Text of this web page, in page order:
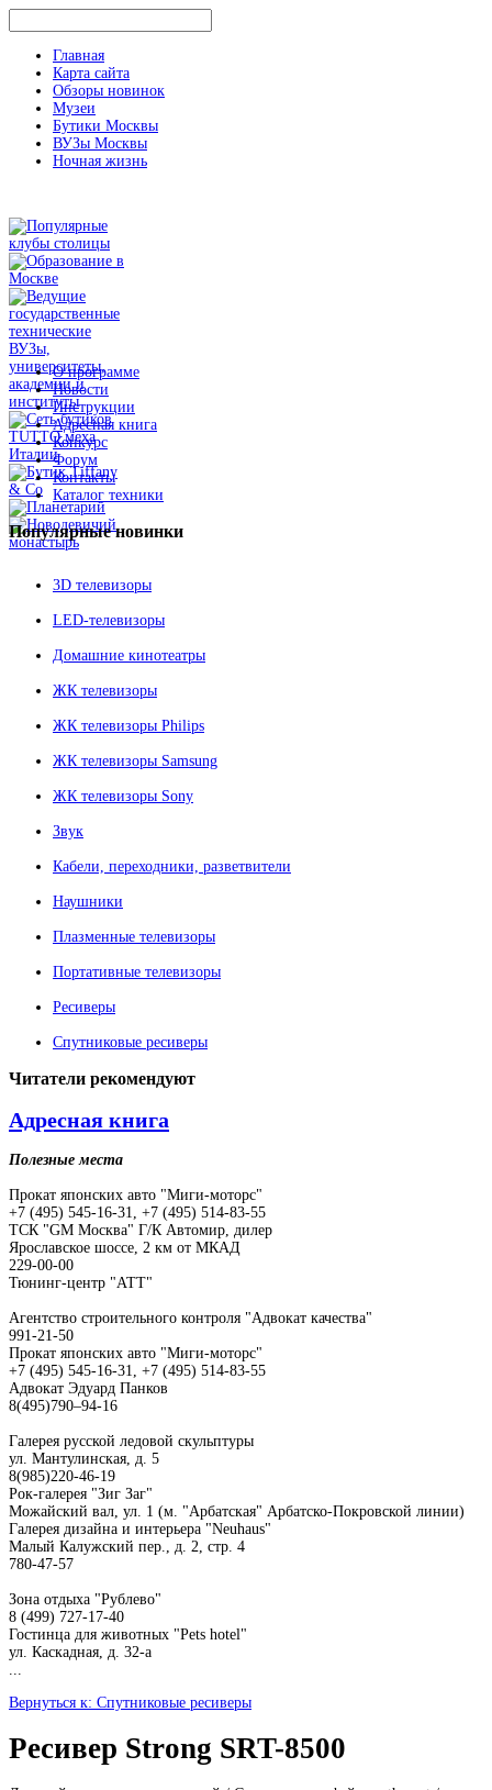
Главная
Карта сайта
Обзоры новинок
Музеи
Бутики Москвы
ВУЗы Москвы
Ночная жизнь
О программе
Новости
Инструкции
Адресная книга
Конкурс
Форум
Контакты
Каталог техники
Популярныеновинки
3D телевизоры
LED-телевизоры
Домашние кинотеатры
ЖК телевизоры
ЖК телевизоры Philips
ЖК телевизоры Samsung
ЖК телевизоры Sony
Звук
Кабели, переходники, разветвители
Наушники
Плазменные телевизоры
Портативные телевизоры
Ресиверы
Спутниковые ресиверы
Читатели рекомендуют
Адресная книга
Полезные места
Прокат японских авто "Миги-моторс"
+7 (495) 545-16-31, +7 (495) 514-83-55
ТСК "GM Москва" Г/К Автомир, дилер
Ярославское шоссе, 2 км от МКАД
229-00-00
Тюнинг-центр "АТТ"
Агентство строительного контроля "Адвокат качества"
991-21-50
Прокат японских авто "Миги-моторс"
+7 (495) 545-16-31, +7 (495) 514-83-55
Адвокат Эдуард Панков
8(495)790–94-16
Галерея русской ледовой скульптуры
ул. Мантулинская, д. 5
8(985)220-46-19
Рок-галерея "Зиг Заг"
Можайский вал, ул. 1 (м. "Арбатская" Арбатско-Покровской линии)
Галерея дизайна и интерьера "Neuhaus"
Малый Калужский пер., д. 2, стр. 4
780-47-57
Зона отдыха "Рублево"
8 (499) 727-17-40
Гостинца для животных "Рets hotel"
ул. Каскадная, д. 32-а
Вернуться к: Спутниковые ресиверы
Ресивер Strong SRT-8500